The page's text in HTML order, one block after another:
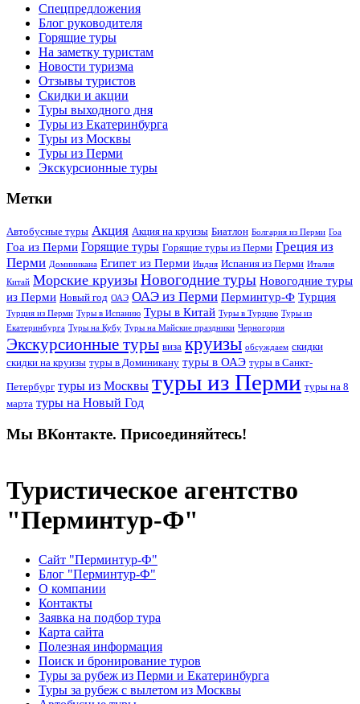
Cпецпредложения
Блог руководителя
Горящие туры
На заметку туристам
Новости туризма
Отзывы туристов
Скидки и акции
Туры выходного дня
Туры из Екатеринбурга
Туры из Москвы
Туры из Перми
Экскурсионные туры
Метки
Автобусные туры Акция Акция на круизы Биатлон Болгария из Перми Гоа
Гоа из Перми Горящие туры Горящие туры из Перми Греция из
Перми Доминикана Египет из Перми Индия Испания из Перми Италия
Китай Морские круизы Новогодние туры Новогодние туры
из Перми Новый год ОАЭ ОАЭ из Перми Перминтур-Ф Турция
Турция из Перми Туры в Испанию Туры в Китай Туры в Турцию Туры из
Екатеринбурга Туры на Кубу Туры на Майские праздники Черногория
Экскурсионные туры виза круизы обсуждаем скидки
скидки на круизы туры в Доминикану туры в ОАЭ туры в Санкт-
Петербург туры из Москвы туры из Перми туры на 8
марта туры на Новый Год
Мы ВКонтакте. Присоединяйтесь!
Туристическое агентство
"Перминтур-Ф"
Сайт "Перминтур-Ф"
Блог "Перминтур-Ф"
О компании
Контакты
Заявка на подбор тура
Карта сайта
Полезная информация
Поиск и бронирование туров
Туры за рубеж из Перми и Екатеринбурга
Туры за рубеж с вылетом из Москвы